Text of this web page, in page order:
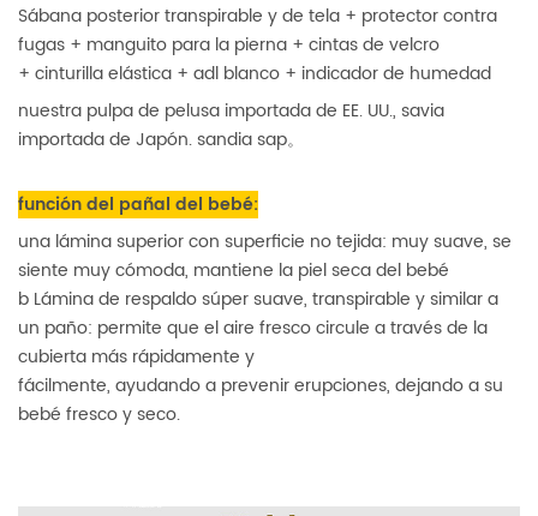
Sábana posterior transpirable y de tela + protector contra
fugas + manguito para la pierna + cintas de velcro
+ cinturilla elástica + adl blanco + indicador de humedad
nuestra pulpa de pelusa importada de EE. UU., savia
importada de Japón. sandia sap。
función del pañal del bebé:
una lámina superior con superficie no tejida: muy suave, se
siente muy cómoda, mantiene la piel seca del bebé
b Lámina de respaldo súper suave, transpirable y similar a
un paño: permite que el aire fresco circule a través de la
cubierta más rápidamente y
fácilmente, ayudando a prevenir erupciones, dejando a su
bebé fresco y seco.